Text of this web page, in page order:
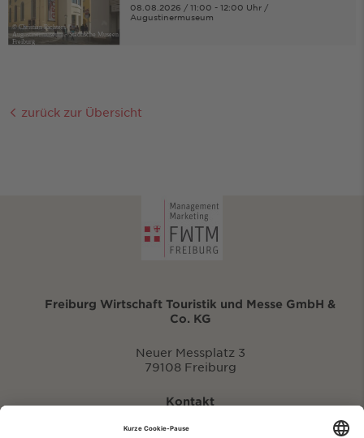
© Christian Richters ©
Augustinermuseum - Städtische Museen
Freiburg
08.08.2026 / 11:00 - 12:00 Uhr /
Augustinermuseum
zurück zur Übersicht
Freiburg Wirtschaft Touristik und Messe GmbH &
Co. KG
Neuer Messplatz 3
79108 Freiburg
Kontakt
eventportal@fwtm.de